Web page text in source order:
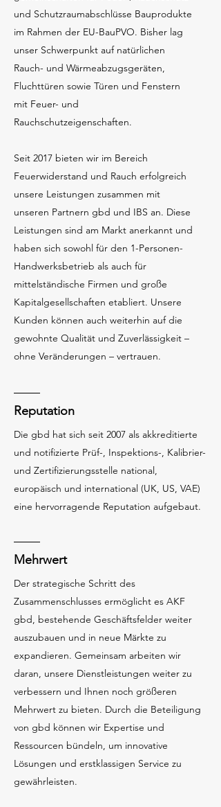
und Schutzraumabschlüsse Bauprodukte
im Rahmen der EU-BauPVO. Bisher lag
unser Schwerpunkt auf natürlichen
Rauch- und Wärmeabzugsgeräten,
Fluchttüren sowie Türen und Fenstern
mit Feuer- und
Rauchschutzeigenschaften.
Seit 2017 bieten wir im Bereich
Feuerwiderstand und Rauch erfolgreich
unsere Leistungen zusammen mit
unseren Partnern gbd und IBS an. Diese
Leistungen sind am Markt anerkannt und
haben sich sowohl für den 1-Personen-
Handwerksbetrieb als auch für
mittelständische Firmen und große
Kapitalgesellschaften etabliert. Unsere
Kunden können auch weiterhin auf die
gewohnte Qualität und Zuverlässigkeit –
ohne Veränderungen – vertrauen.
Reputation
Die gbd hat sich seit 2007 als akkreditierte
und notifizierte Prüf-, Inspektions-, Kalibrier-
und Zertifizierungsstelle national,
europäisch und international (UK, US, VAE)
eine hervorragende Reputation aufgebaut.
Mehrwert
Der strategische Schritt des
Zusammenschlusses ermöglicht es AKF
gbd, bestehende Geschäftsfelder weiter
auszubauen und in neue Märkte zu
expandieren. Gemeinsam arbeiten wir
daran, unsere Dienstleistungen weiter zu
verbessern und Ihnen noch größeren
Mehrwert zu bieten. Durch die Beteiligung
von gbd können wir Expertise und
Ressourcen bündeln, um innovative
Lösungen und erstklassigen Service zu
gewährleisten.